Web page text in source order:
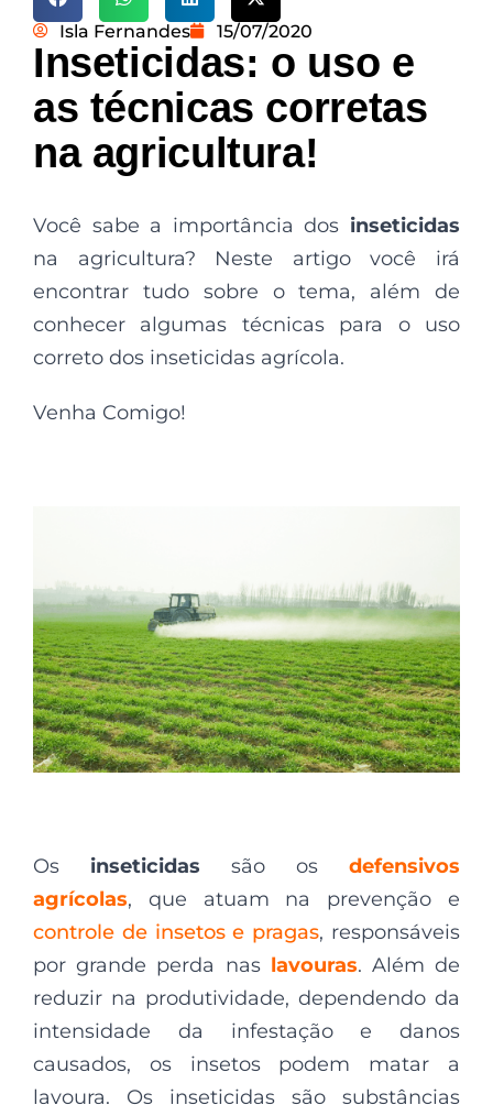
Isla Fernandes 15/07/2020
Inseticidas: o uso e
as técnicas corretas
na agricultura!
Você sabe a importância dos inseticidas
na agricultura? Neste artigo você irá
encontrar tudo sobre o tema, além de
conhecer algumas técnicas para o uso
correto dos inseticidas agrícola.
Venha Comigo!
Os inseticidas são os defensivos
agrícolas, que atuam na prevenção e
controle de insetos e pragas, responsáveis
por grande perda nas lavouras. Além de
reduzir na produtividade, dependendo da
intensidade da infestação e danos
causados, os insetos podem matar a
lavoura. Os inseticidas são substâncias